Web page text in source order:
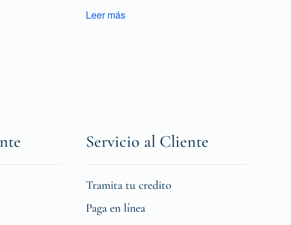
Leer más
Servicio al Cliente
Tramita tu credito
Paga en línea